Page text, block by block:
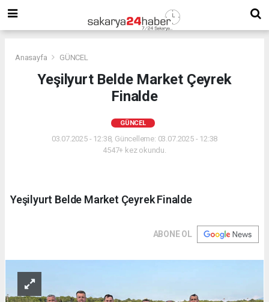
Anasayfa GÜNCEL
Yeşilyurt Belde Market Çeyrek
Finalde
GÜNCEL
03.07.2025 - 12:38, Güncelleme: 03.07.2025 - 12:38
4547+ kez okundu.
Yeşilyurt Belde Market Çeyrek Finalde
ABONE OL